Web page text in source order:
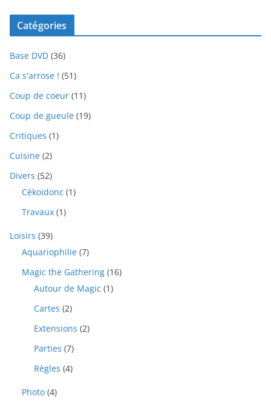
Catégories
Base DVD (36)
Ca s'arrose ! (51)
Coup de coeur (11)
Coup de gueule (19)
Critiques (1)
Cuisine (2)
Divers (52)
Cékoidonc (1)
Travaux (1)
Loisirs (39)
Aquariophilie (7)
Magic the Gathering (16)
Autour de Magic (1)
Cartes (2)
Extensions (2)
Parties (7)
Règles (4)
Photo (4)